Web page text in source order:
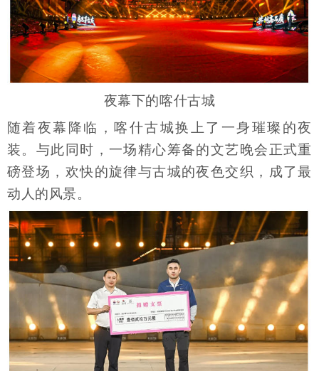
夜幕下的喀什古城
随着夜幕降临，喀什古城换上了一身璀璨的夜
装。与此同时，一场精心筹备的文艺晚会正式重
磅登场，欢快的旋律与古城的夜色交织，成了最
动人的风景。